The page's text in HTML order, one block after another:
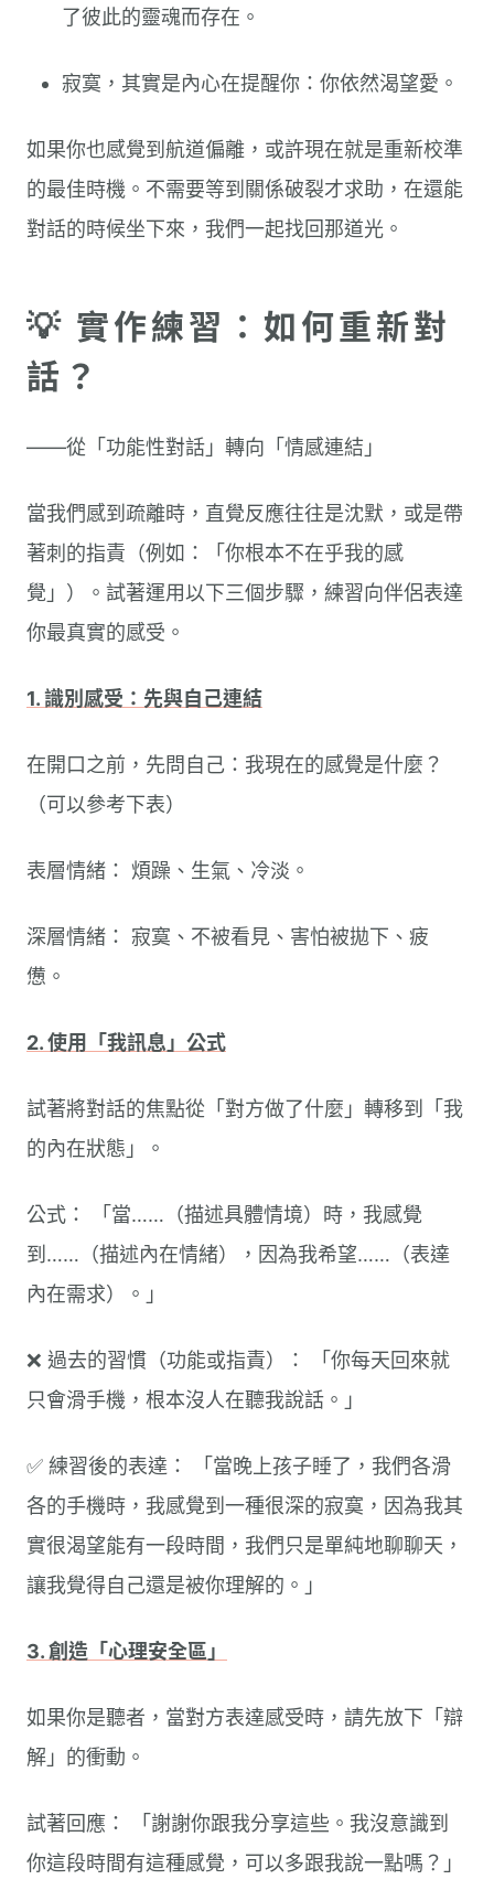
了彼此的靈魂而存在。
寂寞，其實是內心在提醒你：你依然渴望愛。
如果你也感覺到航道偏離，或許現在就是重新校準
的最佳時機。不需要等到關係破裂才求助，在還能
對話的時候坐下來，我們一起找回那道光。
💡 實作練習：如何重新對
話？
——從「功能性對話」轉向「情感連結」
當我們感到疏離時，直覺反應往往是沈默，或是帶
著刺的指責（例如：「你根本不在乎我的感
覺」）。試著運用以下三個步驟，練習向伴侶表達
你最真實的感受。
1. 識別感受：先與自己連結
在開口之前，先問自己：我現在的感覺是什麼？
（可以參考下表）
表層情緒： 煩躁、生氣、冷淡。
深層情緒： 寂寞、不被看見、害怕被拋下、疲
憊。
2. 使用「我訊息」公式
試著將對話的焦點從「對方做了什麼」轉移到「我
的內在狀態」。
公式： 「當……（描述具體情境）時，我感覺
到……（描述內在情緒），因為我希望……（表達
內在需求）。」
❌ 過去的習慣（功能或指責）： 「你每天回來就
只會滑手機，根本沒人在聽我說話。」
✅ 練習後的表達： 「當晚上孩子睡了，我們各滑
各的手機時，我感覺到一種很深的寂寞，因為我其
實很渴望能有一段時間，我們只是單純地聊聊天，
讓我覺得自己還是被你理解的。」
3. 創造「心理安全區」
如果你是聽者，當對方表達感受時，請先放下「辯
解」的衝動。
試著回應： 「謝謝你跟我分享這些。我沒意識到
你這段時間有這種感覺，可以多跟我說一點嗎？」